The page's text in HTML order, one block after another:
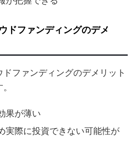
ドファンディングのデメ
ファンディングのデメリット
果が薄い
実際に投資できない可能性が